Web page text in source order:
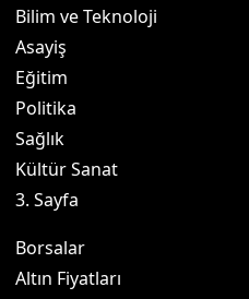
Bilim ve Teknoloji
Asayiş
Eğitim
Politika
Sağlık
Kültür Sanat
3. Sayfa
Borsalar
Altın Fiyatları